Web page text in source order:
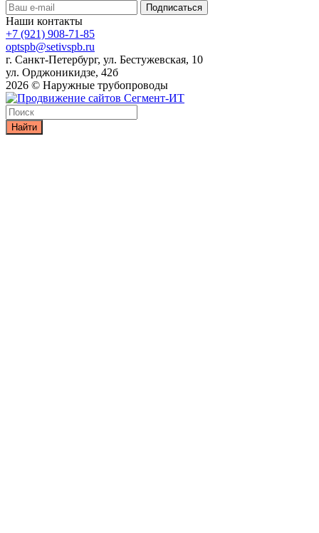
Наши контакты
+7 (921) 908-71-85
optspb@setivspb.ru
г. Санкт-Петербург, ул. Бестужевская, 10
ул. Орджоникидзе, 42б
2026 © Наружные трубопроводы
Найти